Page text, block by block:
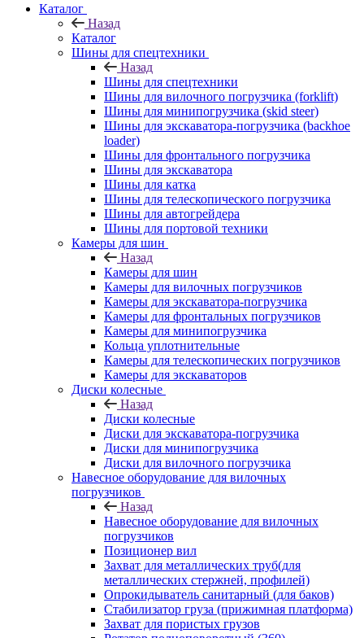
Каталог
Назад
Каталог
Шины для спецтехники
Назад
Шины для спецтехники
Шины для вилочного погрузчика (forklift)
Шины для минипогрузчика (skid steer)
Шины для экскаватора-погрузчика (backhoe
loader)
Шины для фронтального погрузчика
Шины для экскаватора
Шины для катка
Шины для телескопического погрузчика
Шины для автогрейдера
Шины для портовой техники
Камеры для шин
Назад
Камеры для шин
Камеры для вилочных погрузчиков
Камеры для экскаватора-погрузчика
Камеры для фронтальных погрузчиков
Камеры для минипогрузчика
Кольца уплотнительные
Камеры для телескопических погрузчиков
Камеры для экскаваторов
Диски колесные
Назад
Диски колесные
Диски для экскаватора-погрузчика
Диски для минипогрузчика
Диски для вилочного погрузчика
Навесное оборудование для вилочных
погрузчиков
Назад
Навесное оборудование для вилочных
погрузчиков
Позиционер вил
Захват для металлических труб(для
металлических стержней, профилей)
Опрокидыватель санитарный (для баков)
Стабилизатор груза (прижимная платформа)
Захват для пористых грузов